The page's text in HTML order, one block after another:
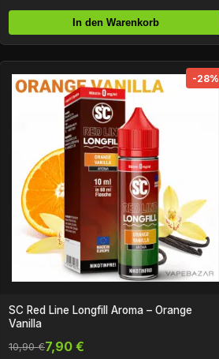
In den Warenkorb
-28%
SC Red Line Longfill Aroma – Orange
Vanilla
10,90 €7,90 €